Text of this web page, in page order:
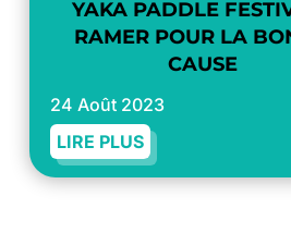
YAKA PADDLE
RAMER POUR LA
CAUSE
24 Août 2023
LIRE PLUS